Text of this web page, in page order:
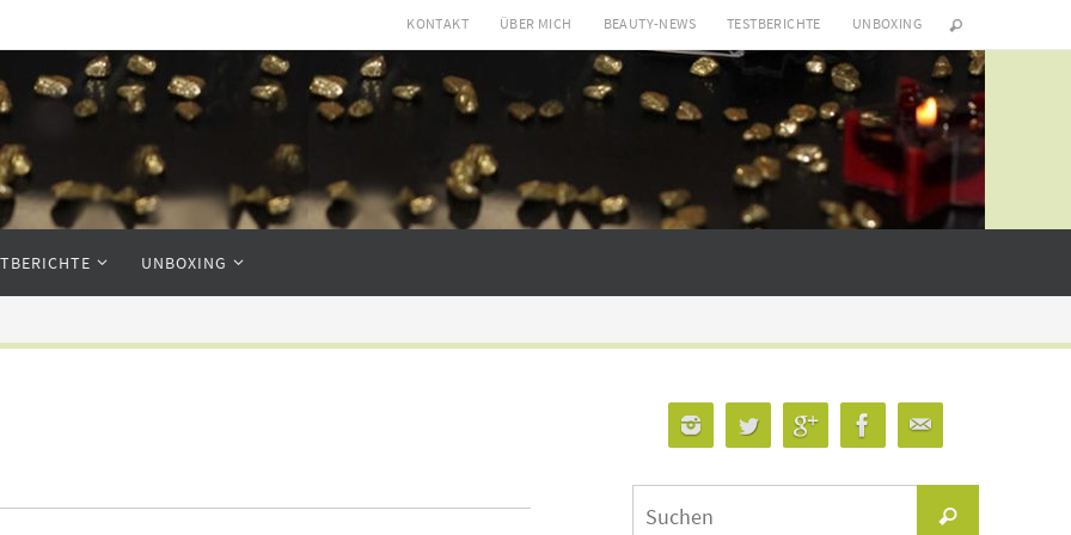
KONTAKT ÜBER MICH BEAUTY-NEWS TESTBERICHTE UNBOXING
UNBOXING
Suchen